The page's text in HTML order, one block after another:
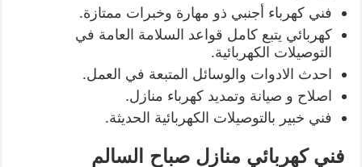
فني كهرباء أجنبي ذو مهارة وخبرات ممتازة.
كهربائي يتبع كامل قواعد السلامة العامة في
التوصيلات الكهربائية.
احدث الادوات والوسائل المتبعة في العمل.
اصلاح و صيانة وتمديد كهرباء منازل.
فني خبير بالتوصيلات الكهربائية الحديثة.
فني كهربائي منازل صباح السالم